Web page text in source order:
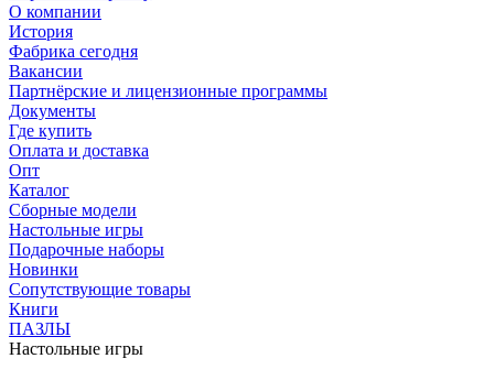
О компании
История
Фабрика сегодня
Вакансии
Партнёрские и лицензионные программы
Документы
Где купить
Оплата и доставка
Опт
Каталог
Сборные модели
Настольные игры
Подарочные наборы
Новинки
Сопутствующие товары
Книги
ПАЗЛЫ
Настольные игры